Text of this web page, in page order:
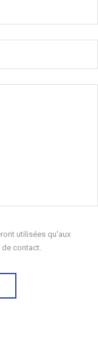
utilisées qu'aux
de contact.